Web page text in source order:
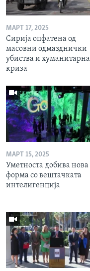
МАРТ 17, 2025
Сирија опфатена од
масовни одмазднички
убиства и хуманитарна
криза
МАРТ 15, 2025
Уметноста добива нова
форма со вештачката
интелигенција